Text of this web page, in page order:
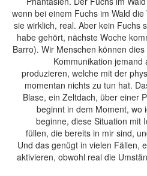
wenn bei einem Fuchs im Wald
sie wirklich, real. Aber kein Fuchs
habe gehört, nächste Woche
Barro). Wir Menschen können
Kommunikation
produzieren, welche mit der
momentan nichts zu tun hat.
Blase, ein Zeltdach, über einer
beginnt in dem Moment, wo
beginne, diese Situation mit
füllen, die bereits in mir sind,
Und das genügt in vielen Fällen,
aktivieren, obwohl real die